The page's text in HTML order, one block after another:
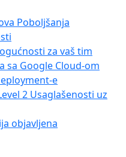
Poboljšanja
za vaš tim
sa Google Cloud-om
e
2 Usaglašenosti uz
objavljena